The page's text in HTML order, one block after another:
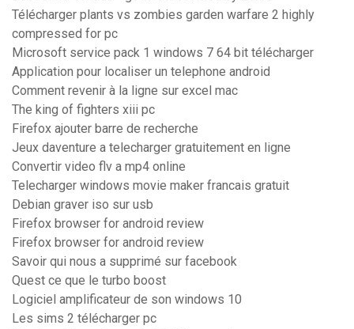
Télécharger plants vs zombies garden warfare 2 highly
compressed for pc
Microsoft service pack 1 windows 7 64 bit télécharger
Application pour localiser un telephone android
Comment revenir à la ligne sur excel mac
The king of fighters xiii pc
Firefox ajouter barre de recherche
Jeux daventure a telecharger gratuitement en ligne
Convertir video flv a mp4 online
Telecharger windows movie maker francais gratuit
Debian graver iso sur usb
Firefox browser for android review
Firefox browser for android review
Savoir qui nous a supprimé sur facebook
Quest ce que le turbo boost
Logiciel amplificateur de son windows 10
Les sims 2 télécharger pc